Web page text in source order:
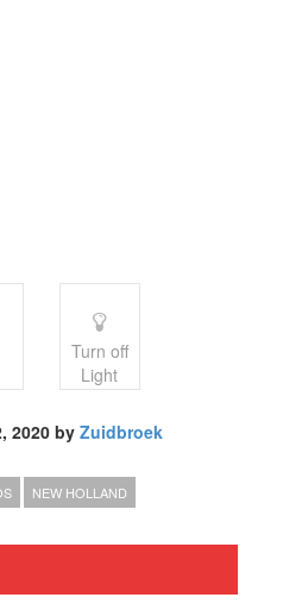
Turn off
Light
2020 by Zuidbroek
NEW HOLLAND